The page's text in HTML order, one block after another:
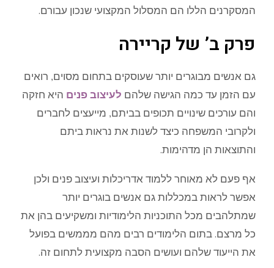
המסקרנים הללו הם המסלול המקצועי שנכון עבורם.
פרק ב’ של קריירה
גם אנשים מבוגרים יותר שעוסקים בתחום מסוים, רואים
עם הזמן עד כמה הגישה שלהם לעיצוב פנים היא חזקה
והם עורכים שינויים תכופים בביתם, מייעצים לחברים
ולקרובי המשפחה כיצד לשנות את נראות ביתם
והתוצאות הן מדהימות.
אף פעם לא מאוחר ללמוד אדריכלות ועיצוב פנים ולכן
אפשר לראות במכללות גם אנשים בוגרים יותר
שמתלהבים מכל התוכניות הלימודיות ומשקיעים בהן את
כל מרצם. בתום הלימודים רבים מהם מממשים בפועל
את הייעוד שלהם ועושים הסבה מקצועית לתחום זה.